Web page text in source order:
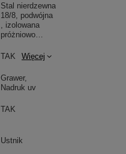
Stal nierdzewna
18/8, podwójna
, izolowana
próżniowoWięcej
TAK Więcej
Grawer
Nadruk uv
TAK
Ustnik